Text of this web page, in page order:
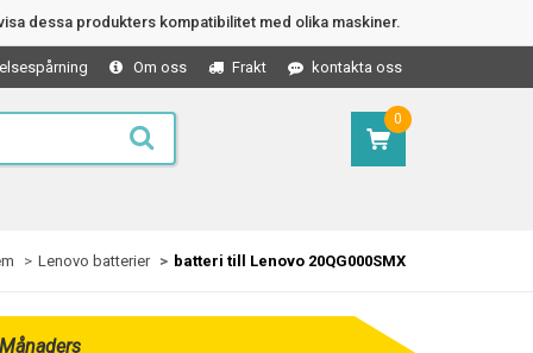
dessa produkters kompatibilitet med olika maskiner.
kontakta oss
Frakt
Om oss
0
Lenovo batterier batteri till Lenovo 20QG000SMX